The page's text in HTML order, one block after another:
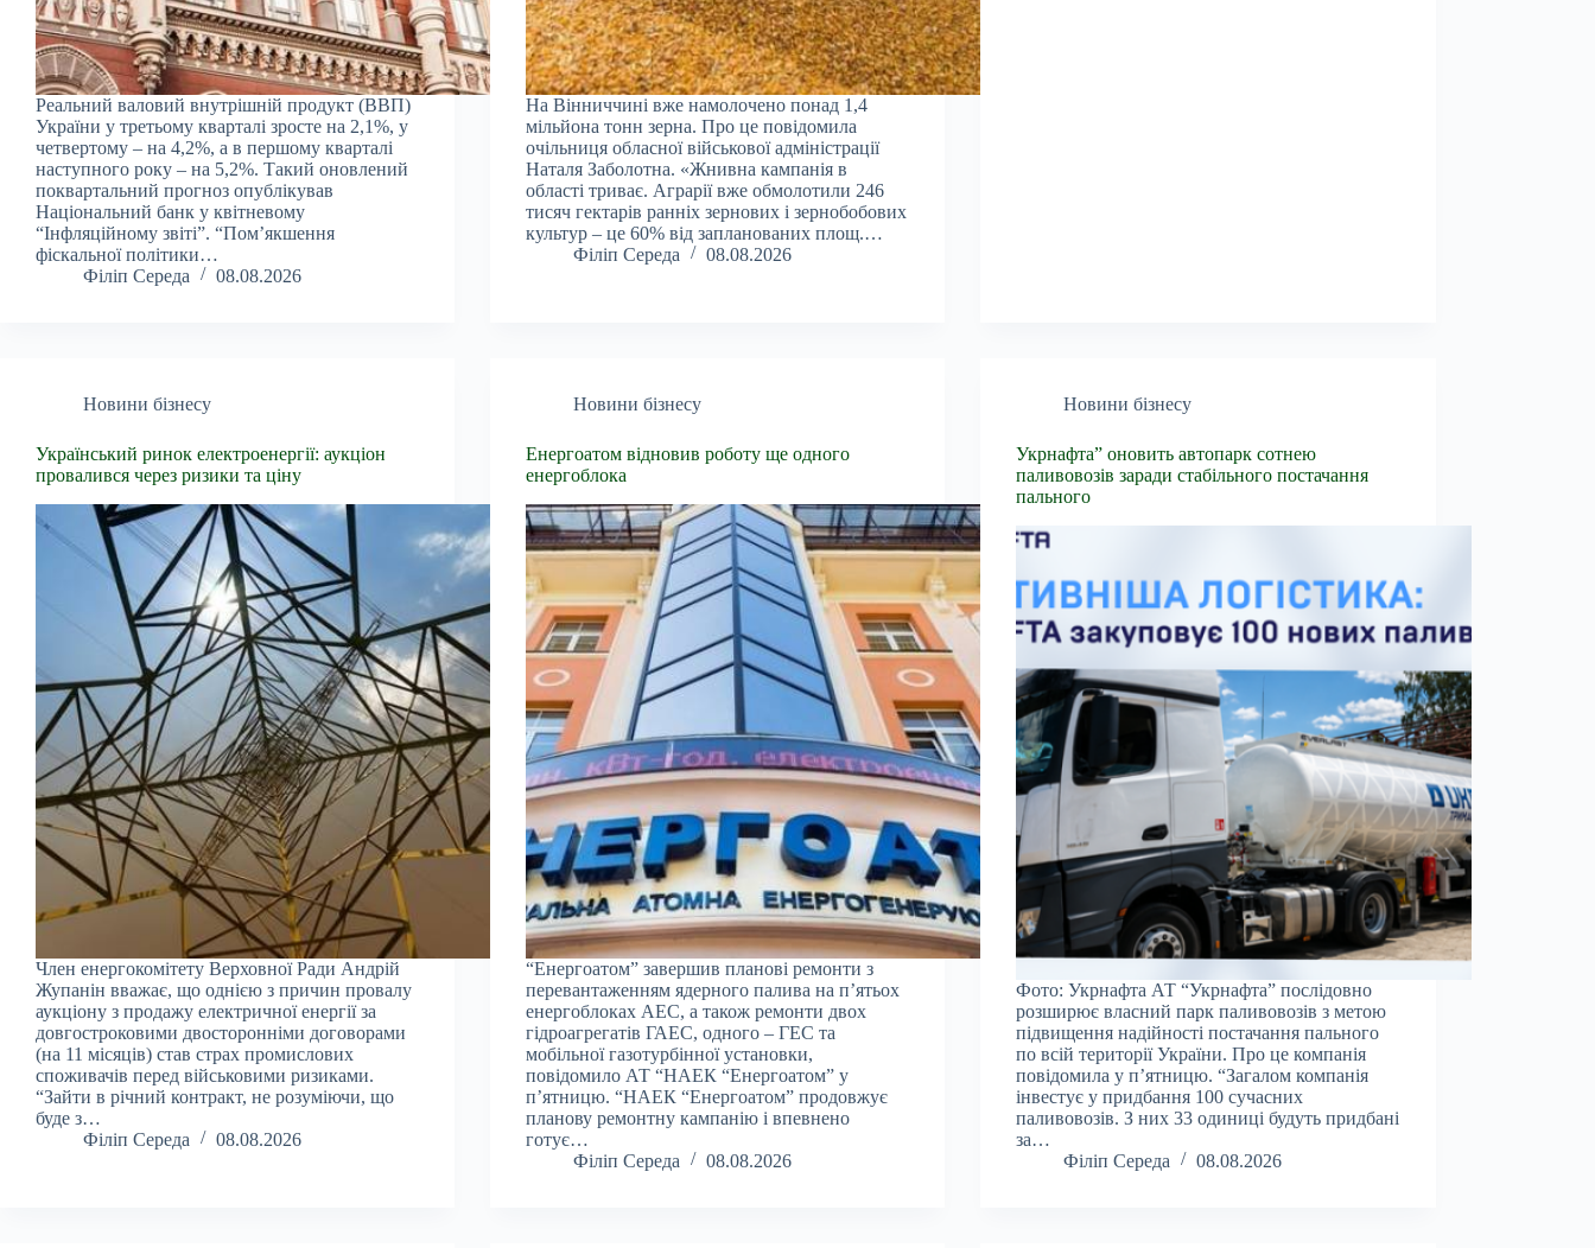
Реальний валовий внутрішній продукт (ВВП)
України у третьому кварталі зросте на 2,1%, у
четвертому – на 4,2%, а в першому кварталі
наступного року – на 5,2%. Такий оновлений
поквартальний прогноз опублікував
Національний банк у квітневому
“Інфляційному звіті”. “Пом’якшення
фіскальної політики…
Філіп Середа
08.08.2026
На Вінниччині вже намолочено понад 1,4
мільйона тонн зерна. Про це повідомила
очільниця обласної військової адміністрації
Наталя Заболотна. «Жнивна кампанія в
області триває. Аграрії вже обмолотили 246
тисяч гектарів ранніх зернових і зернобобових
культур – це 60% від запланованих площ.…
Філіп Середа
08.08.2026
Новини бізнесу
Український ринок електроенергії: аукціон
провалився через ризики та ціну
Член енергокомітету Верховної Ради Андрій
Жупанін вважає, що однією з причин провалу
аукціону з продажу електричної енергії за
довгостроковими двосторонніми договорами
(на 11 місяців) став страх промислових
споживачів перед військовими ризиками.
“Зайти в річний контракт, не розуміючи, що
буде з…
Філіп Середа
08.08.2026
Новини бізнесу
Енергоатом відновив роботу ще одного
енергоблока
“Енергоатом” завершив планові ремонти з
перевантаженням ядерного палива на п’ятьох
енергоблоках АЕС, а також ремонти двох
гідроагрегатів ГАЕС, одного – ГЕС та
мобільної газотурбінної установки,
повідомило АТ “НАЕК “Енергоатом” у
п’ятницю. “НАЕК “Енергоатом” продовжує
планову ремонтну кампанію і впевнено
готує…
Філіп Середа
08.08.2026
Новини бізнесу
Укрнафта” оновить автопарк сотнею
паливовозів заради стабільного постачання
пального
Фото: Укрнафта АТ “Укрнафта” послідовно
розширює власний парк паливовозів з метою
підвищення надійності постачання пального
по всій території України. Про це компанія
повідомила у п’ятницю. “Загалом компанія
інвестує у придбання 100 сучасних
паливовозів. З них 33 одиниці будуть придбані
за…
Філіп Середа
08.08.2026